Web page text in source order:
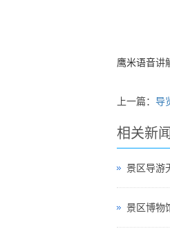
鹰米语音讲
上一篇： 导
相关新闻
景区导游